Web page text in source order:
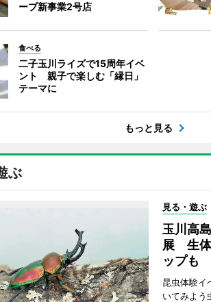
ープ新事業2号店
食べる
二子玉川ライズで15周年イベ
ント 親子で楽しむ「縁日」
テーマに
もっと見る
ぶ
見る・遊ぶ
玉川高
展 生体
ップも
昆虫体験イ
いてみよう